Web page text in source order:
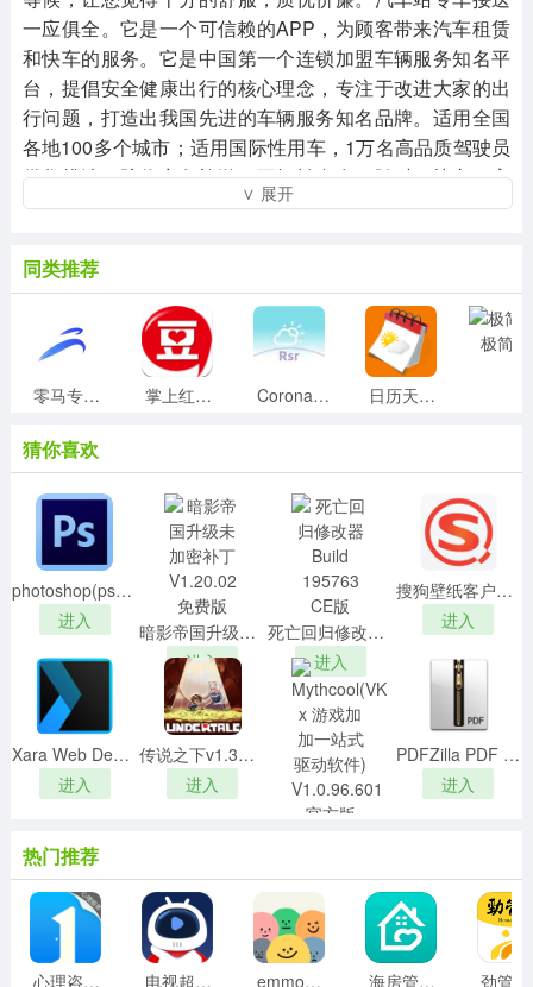
一应俱全。它是一个可信赖的APP，为顾客带来汽车租赁
和快车的服务。它是中国第一个连锁加盟车辆服务知名平
台，提倡安全健康出行的核心理念，专注于改进大家的出
行问题，打造出我国先进的车辆服务知名品牌。适用全国
各地100多个城市；适用国际性用车，1万名高品质驾驶员
供您挑选，陪你商务旅游，更轻松自在！随时租快车，高
品质租车自驾！汽车平台的各个领域，全国各地互联网全
租用适合的车子，享有个性化的汽车租赁交易服务产生的
便捷和高效率，也使旅游更为绿色和环保。
∨ 展开
同类推荐
零马专送 1.0.0安卓版 掌上红豆 V2.0.6安卓版 Corona天气 1.5.4手机版 日历天气简洁版 0.0.1安卓版
猜你喜欢
photoshop(ps) cs6破解补丁
进入
暗影帝国升级未加密补丁 V1.20.02 免费版
进入
死亡回归修改器 Build 195763 CE版
进入
搜狗壁纸客户端v2.5.4去广告绿色版
进入
Xara Web Designer Premium 17v17.0.0.58775破解版
进入
传说之下v1.3汉化破解版
进入
PDFZilla PDF Compressor绿色破解版v5.2.1
进入
热门推荐
心理咨询壹点灵v4.2.50免费版 电视超人v2.5.0安卓版 emmo官方版v1.7.02安卓版 海房管家 v2.2.2 安卓版